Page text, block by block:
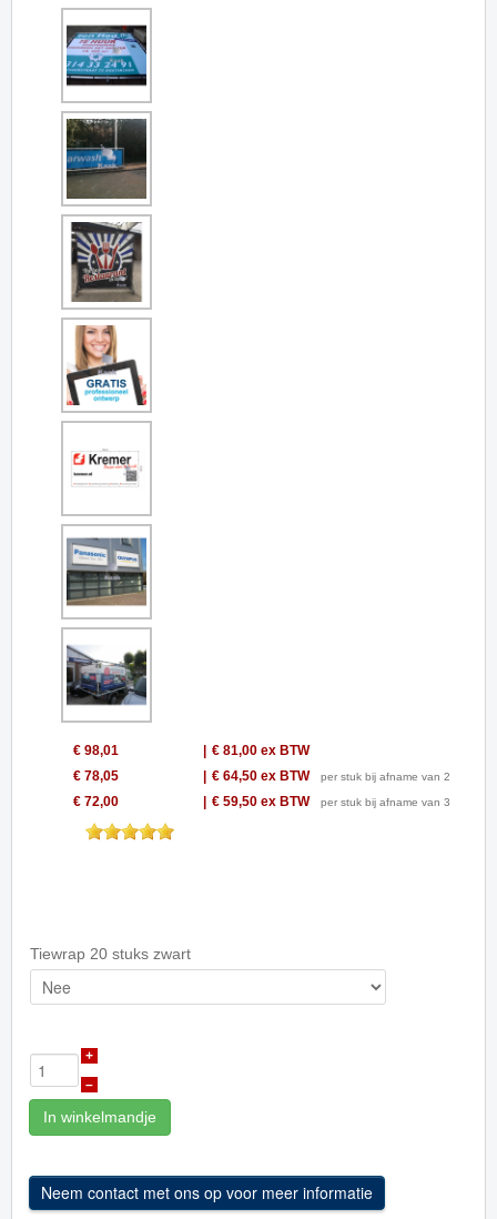
€ 98,01 € 81,00 ex BTW
€ 78,05
€ 64,50 ex BTW per stuk bij afname van 2
€ 72,00 € 59,50 ex BTW per stuk bij afname van 3
Tiewrap 20 stuks zwart
+
–
In winkelmandje